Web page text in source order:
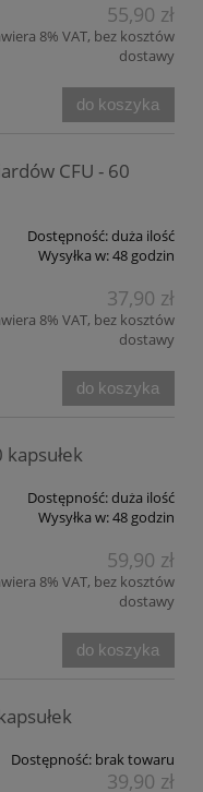
55,90 zł
8% VAT, bez kosztów
dostawy
do koszyka
CFU - 60
Dostępność:duża ilość
Wysyłka w:48 godzin
37,90 zł
8% VAT, bez kosztów
dostawy
do koszyka
Dostępność:duża ilość
Wysyłka w:48 godzin
59,90 zł
8% VAT, bez kosztów
dostawy
do koszyka
Dostępność: brak towaru
39,90 zł